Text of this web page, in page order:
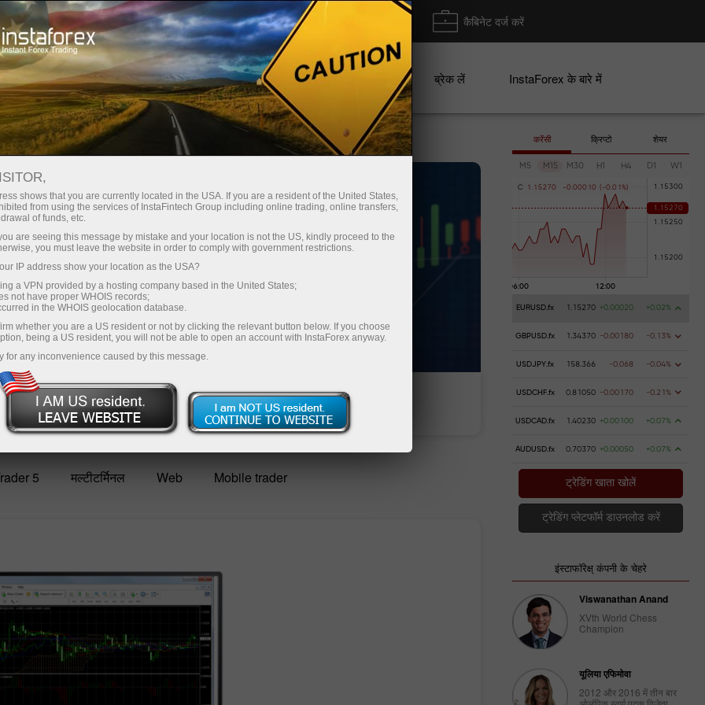
तुरंत खाता खोलना ट्रेडिंग प्लेटफॉर्म कैबिनेट दर्ज करें
के लिए निवेशकों के लिए भागीदारों के लिए अभियान ब्रेक लें InstaForex के बारे में
है जो
से पूरा
है।
करना है।
अच्छे से
पैसे जमा करें
5 मल्टीटर्मिनल Web Mobile trader
करेंसी क्रिप्टो शेयर
M5 M15 M30 H1 H4 D1 W1
C 1 . 1 52 70 -0 .000 1 0 ( -0 .0 1 %
EURUSD.fx 1.15270 +0.00020 +0.02%
GBPUSD.fx 1.34370 -0.00180 -0.13%
USDJPY.fx 158.366 -0.068 -0.04%
USDCHF.fx 0.81050 -0.00170 -0.21%
USDCAD.fx 1.40230 +0.00100 +0.07%
AUDUSD.fx 0.70370 +0.00050 +0.07%
ट्रेडिंग खाता खोलें
ट्रेडिंग प्लेटफॉर्म डाउनलोड करें
इंस्टाफॉरेक्ष् कंपनी के चेहरे
Viswanathan Anand
XVth World Chess
Champion
यूलिया एफिमोवा
2012 और 2016 में तीन बार
shows that you are currently located in the USA. If you are a resident of the United States,
from using the services of InstaFintech Group including online trading, online transfers,
of funds, etc.
are seeing this message by mistake and your location is not the US, kindly proceed to the
you must leave the website in order to comply with government restrictions.
IP address show your location as the USA?
a VPN provided by a hosting company based in the United States;
not have proper WHOIS records;
in the WHOIS geolocation database.
whether you are a US resident or not by clicking the relevant button below. If you choose
being a US resident, you will not be able to open an account with InstaForex anyway.
for any inconvenience caused by this message.